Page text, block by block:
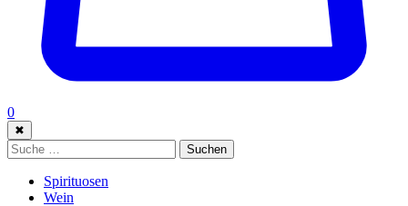
0
✖
Suche: Suchen
Spirituosen
Wein